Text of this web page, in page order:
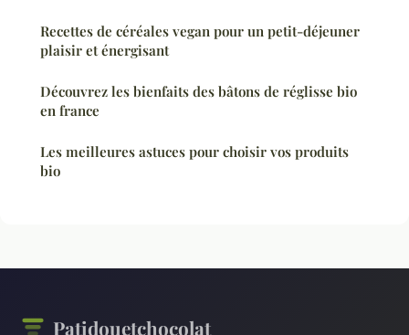
Recettes de céréales vegan pour un petit-déjeuner
plaisir et énergisant
Découvrez les bienfaits des bâtons de réglisse bio
en france
Les meilleures astuces pour choisir vos produits
bio
Patidouetchocolat